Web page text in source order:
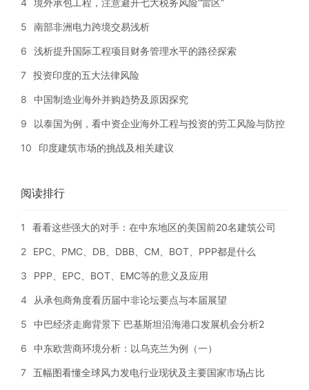
4 境外承包工程，注意避开七大税务风险“雷区”
5 南部非洲电力跨境交易浅析
6 浅析提升国际工程项目财务管理水平的路径探索
7 投资印度的五大法律风险
8 中国制造业海外并购趋势及原因探究
9 以泰国为例，看中资企业海外工程与投资的劳工风险与防控
10 印度建筑市场的挑战及相关建议
阅读排行
1 看看这些强大的对手：在中东地区的美国前20名建筑公司
2 EPC、PMC、DB、DBB、CM、BOT、PPP都是什么
3 PPP、EPC、BOT、EMC等的意义及应用
4 从承包商角度看历届中非论坛要点与本届展望
5 中巴经济走廊背景下 巴基斯坦沿海港口发展机会分析2
6 中东欧营商环境分析：以乌克兰为例（一）
7 五幅图看懂全球风力发电行业现状及主要国家市场占比